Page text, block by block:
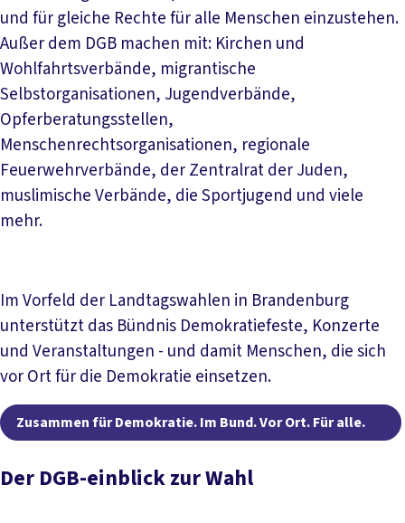
und für gleiche Rechte für alle Menschen einzustehen.
Außer dem DGB machen mit: Kirchen und
Wohlfahrtsverbände, migrantische
Selbstorganisationen, Jugendverbände,
Opferberatungsstellen,
Menschenrechtsorganisationen, regionale
Feuerwehrverbände, der Zentralrat der Juden,
muslimische Verbände, die Sportjugend und viele
mehr.
Im Vorfeld der Landtagswahlen in Brandenburg
unterstützt das Bündnis Demokratiefeste, Konzerte
und Veranstaltungen - und damit Menschen, die sich
vor Ort für die Demokratie einsetzen.
Zusammen für Demokratie. Im Bund. Vor Ort. Für alle.
Der DGB-einblick zur Wahl